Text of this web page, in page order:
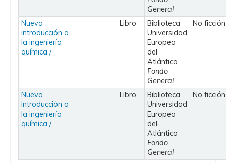
General
Nueva
introducción a
la ingeniería
química /
Libro
Biblioteca
Universidad
Europea
del
Atlántico
Fondo
General
No ficción
Nueva
introducción a
la ingeniería
química /
Libro
Biblioteca
Universidad
Europea
del
Atlántico
Fondo
General
No ficción